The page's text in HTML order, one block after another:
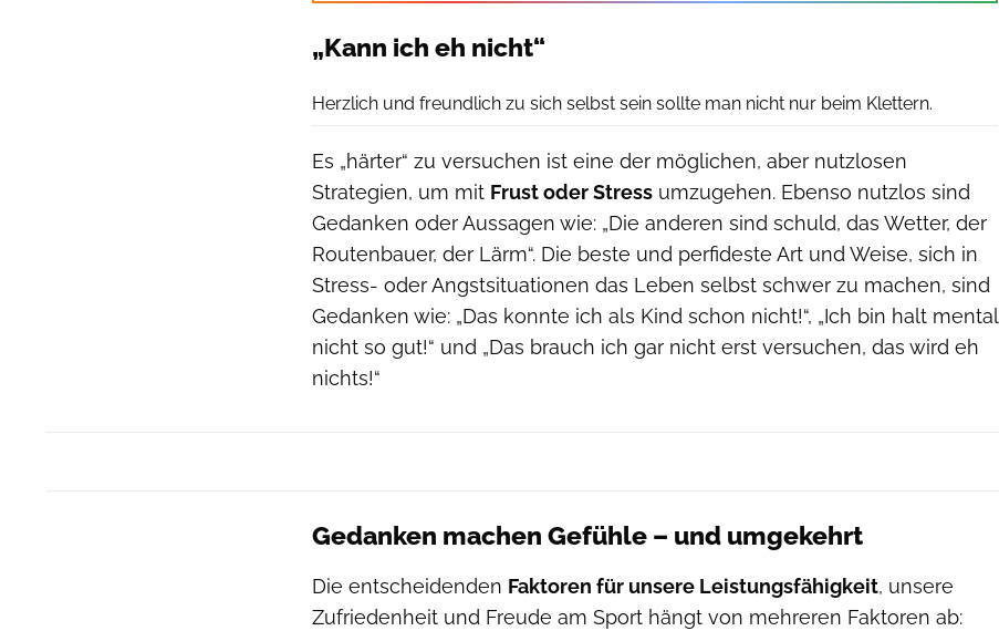
„Kann ich eh nicht“
Herzlich und freundlich zu sich selbst sein sollte man nicht nur beim Klettern.
Es „härter“ zu versuchen ist eine der möglichen, aber nutzlosen
Strategien, um mit Frust oder Stress umzugehen. Ebenso nutzlos sind
Gedanken oder Aussagen wie: „Die anderen sind schuld, das Wetter, der
Routenbauer, der Lärm“. Die beste und perfideste Art und Weise, sich in
Stress- oder Angstsituationen das Leben selbst schwer zu machen, sind
Gedanken wie: „Das konnte ich als Kind schon nicht!“, „Ich bin halt mental
nicht so gut!“ und „Das brauch ich gar nicht erst versuchen, das wird eh
nichts!“
Gedanken machen Gefühle – und umgekehrt
Die entscheidenden Faktoren für unsere Leistungsfähigkeit, unsere
Zufriedenheit und Freude am Sport hängt von mehreren Faktoren ab: